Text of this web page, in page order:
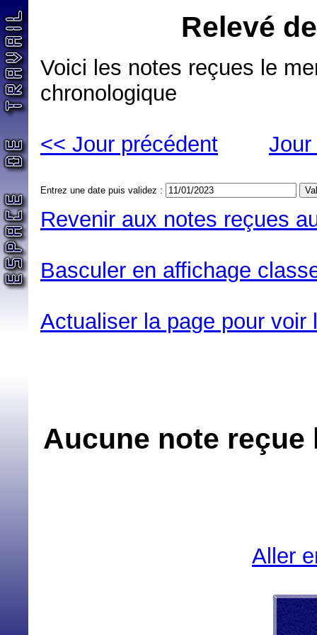
Relevé
Voici les notes reçues le
chronologique
<< Jour précédent
Entrez une date puis validez :
Revenir aux notes reçues
Basculer en affichage
Actualiser la page pour
Aucune note reçue
Aller